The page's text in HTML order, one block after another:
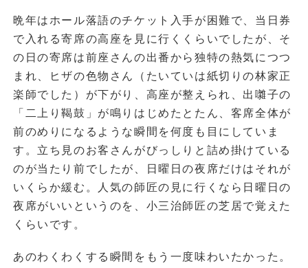
晩年はホール落語のチケット入手が困難で、当日券
で入れる寄席の高座を見に行くくらいでしたが、そ
の日の寄席は前座さんの出番から独特の熱気につつ
まれ、ヒザの色物さん（たいていは紙切りの林家正
楽師でした）が下がり、高座が整えられ、出囃子の
「二上り鞨鼓」が鳴りはじめたとたん、客席全体が
前のめりになるような瞬間を何度も目にしていま
す。立ち見のお客さんがびっしりと詰め掛けている
のが当たり前でしたが、日曜日の夜席だけはそれが
いくらか緩む。人気の師匠の見に行くなら日曜日の
夜席がいいというのを、小三治師匠の芝居で覚えた
くらいです。
あのわくわくする瞬間をもう一度味わいたかった。